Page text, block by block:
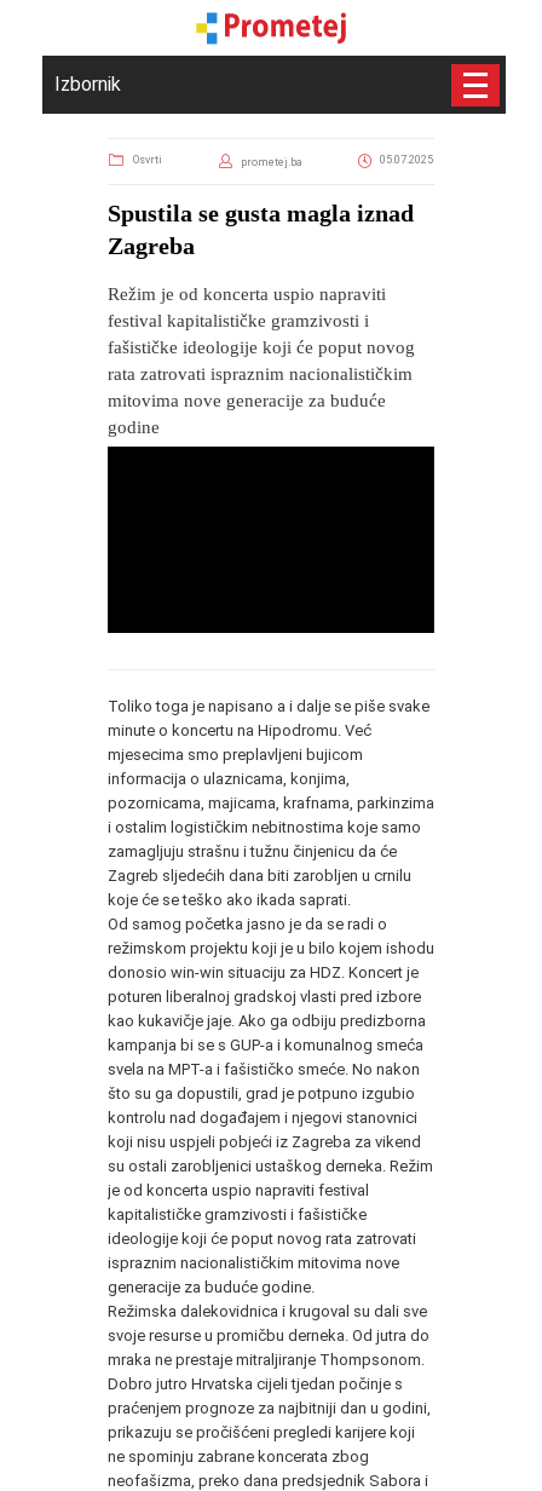
Izbornik
Osvrti prometej.ba 05.07.2025
Spustila se gusta magla iznad
Zagreba
Režim je od koncerta uspio napraviti
festival kapitalističke gramzivosti i
fašističke ideologije koji će poput novog
rata zatrovati ispraznim nacionalističkim
mitovima nove generacije za buduće
godine
Toliko toga je napisano a i dalje se piše svake
minute o koncertu na Hipodromu. Već
mjesecima smo preplavljeni bujicom
informacija o ulaznicama, konjima,
pozornicama, majicama, krafnama, parkinzima
i ostalim logističkim nebitnostima koje samo
zamagljuju strašnu i tužnu činjenicu da će
Zagreb sljedećih dana biti zarobljen u crnilu
koje će se teško ako ikada saprati.
Od samog početka jasno je da se radi o
režimskom projektu koji je u bilo kojem ishodu
donosio win-win situaciju za HDZ. Koncert je
poturen liberalnoj gradskoj vlasti pred izbore
kao kukavičje jaje. Ako ga odbiju predizborna
kampanja bi se s GUP-a i komunalnog smeća
svela na MPT-a i fašističko smeće. No nakon
što su ga dopustili, grad je potpuno izgubio
kontrolu nad događajem i njegovi stanovnici
koji nisu uspjeli pobjeći iz Zagreba za vikend
su ostali zarobljenici ustaškog derneka. Režim
je od koncerta uspio napraviti festival
kapitalističke gramzivosti i fašističke
ideologije koji će poput novog rata zatrovati
ispraznim nacionalističkim mitovima nove
generacije za buduće godine.
Režimska dalekovidnica i krugoval su dali sve
svoje resurse u promičbu derneka. Od jutra do
mraka ne prestaje mitraljiranje Thompsonom.
Dobro jutro Hrvatska cijeli tjedan počinje s
praćenjem prognoze za najbitniji dan u godini,
prikazuju se pročišćeni pregledi karijere koji
ne spominju zabrane koncerata zbog
neofašizma, preko dana predsjednik Sabora i